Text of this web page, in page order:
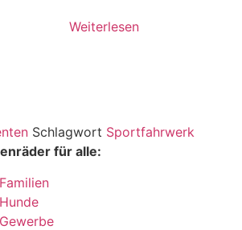
Weiterlesen
Schlagwort Sportfahrwerk
für alle: